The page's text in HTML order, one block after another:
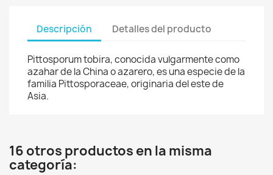
Descripción Detalles del producto
Pittosporum tobira, conocida vulgarmente como
azahar de la China o azarero, es una especie de la
familia Pittosporaceae, originaria del este de
Asia.
16 otros productos en la misma
categoría: